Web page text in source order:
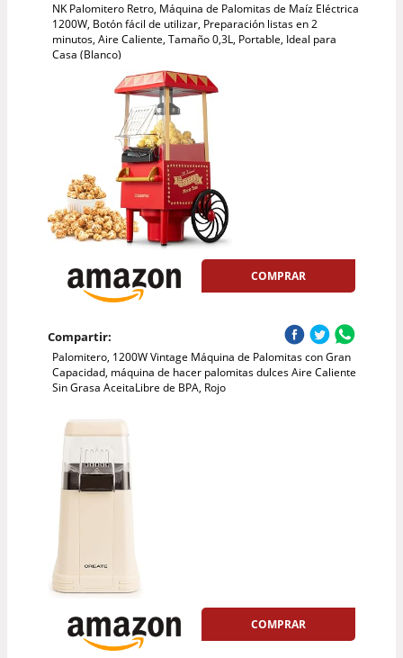
NK Palomitero Retro, Máquina de Palomitas de Maíz Eléctrica
1200W, Botón fácil de utilizar, Preparación listas en 2
minutos, Aire Caliente, Tamaño 0,3L, Portable, Ideal para
Casa (Blanco)
COMPRAR
Compartir:
Palomitero, 1200W Vintage Máquina de Palomitas con Gran
Capacidad, máquina de hacer palomitas dulces Aire Caliente
Sin Grasa AceitaLibre de BPA, Rojo
COMPRAR